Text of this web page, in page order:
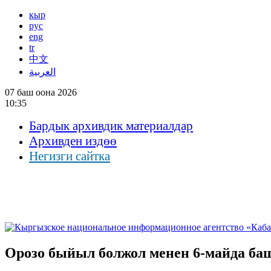
кыр
рус
eng
tr
中文
العربية
07 баш оона 2026
10:35
Бардык архивдик материалдар
Архивден издөө
Негизги сайтка
Орозо быйыл болжол менен 6-майда